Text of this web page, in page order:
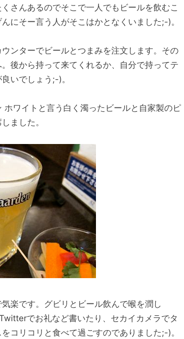
さんあるのでそこで一人でもビールを飲むこ
にそー言う人がそこはかとなくいました;-)。
ンターでビールとつまみを注文します。その
後から持って来てくれるか、自分で持ってテ
いでしょう;-)。
ホワイトと言う白く濁ったビールと自家製のピ
ました。
楽です。グビリとビール飲んで喉を潤し
でお礼など書いたり、セカイカメラでタ
コリコリと食べて過ごすのでありました;-)。